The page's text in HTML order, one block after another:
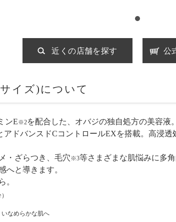
近くの店舗を探す 公
イズ)について
ンE※2を配合した、オバジの独自処方の美容液。
アドバンスドCコントロールEXを搭載。高浸透
・ざらつき、毛穴※3等さまざまな肌悩みに多
へと導きます。
。
なめらかな肌へ